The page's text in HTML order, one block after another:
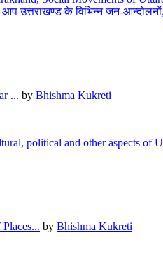
उत्तराखण्ड के विभिन्न जन-
... by Bhishma Kukreti
political and other aspects
by Bhishma Kukreti